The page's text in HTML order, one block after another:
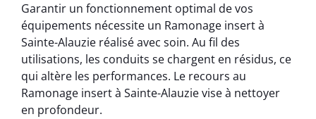
Garantir un fonctionnement optimal de vos
équipements nécessite un Ramonage insert à
Sainte-Alauzie réalisé avec soin. Au fil des
utilisations, les conduits se chargent en résidus, ce
qui altère les performances. Le recours au
Ramonage insert à Sainte-Alauzie vise à nettoyer
en profondeur.